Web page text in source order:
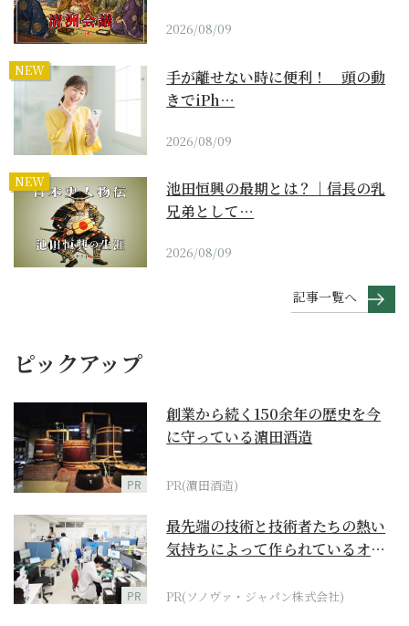
2026/08/09
NEW
手が離せない時に便利！ 頭の動
きでiPh…
2026/08/09
NEW
池田恒興の最期とは？｜信長の乳
兄弟として…
2026/08/09
記事一覧へ
ピックアップ
PR
創業から続く150余年の歴史を今
に守っている濵田酒造
PR(濵田酒造)
PR
最先端の技術と技術者たちの熱い
気持ちによって作られているオー
PR(ソノヴァ・ジャパン株式会社)